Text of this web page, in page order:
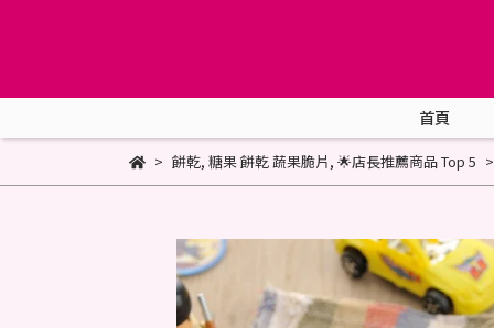
首頁
餅乾, 糖果 餅乾 蔬果脆片, 🌟店長推薦商品 Top 5